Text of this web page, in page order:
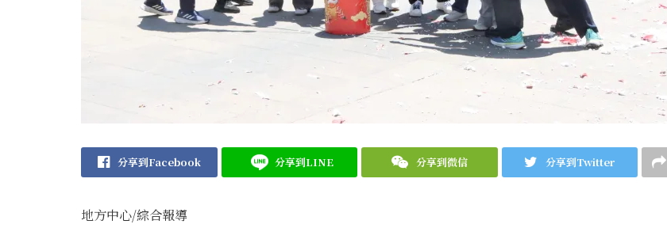
分享到Facebook 分享到LINE 分享到微信 分享到Twitter
地方中心/綜合報導